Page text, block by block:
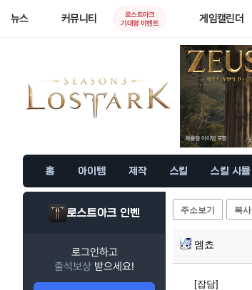
뉴스 커뮤니티
로스트아크
기대평 이벤트
게임캘린더
홈 아이템 제작 스킬 스킬 시뮬
로스트아크 인벤
로그인하고
출석보상 받으세요!
주소보기 복사
멤쵸
[잡담]